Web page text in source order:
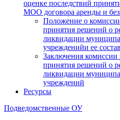
оценке последствий
МОО договора аренды и
Положение о
принятия решений о
ликвидации
учрежденийи ее состав
Заключения комиссии
принятия решений о
ликвидации
учреждений
Ресурсы
Подведомственные ОУ